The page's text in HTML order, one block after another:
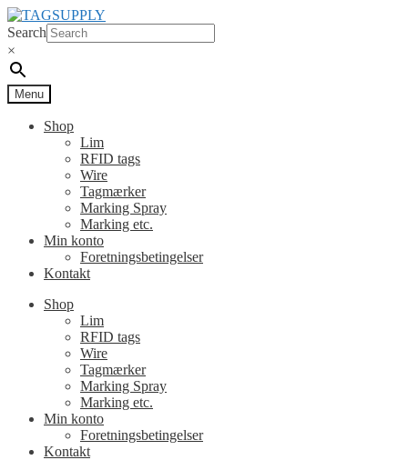
Spring
til
navigation
Spring
til
indhold
Search
×
Menu
Shop
Lim
RFID tags
Wire
Tagmærker
Marking Spray
Marking etc.
Min konto
Foretningsbetingelser
Kontakt
Shop
Lim
RFID tags
Wire
Tagmærker
Marking Spray
Marking etc.
Min konto
Foretningsbetingelser
Kontakt